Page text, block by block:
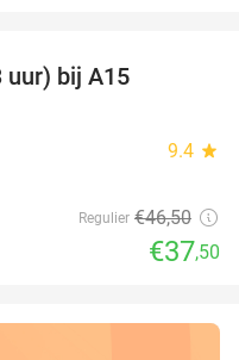
uur) bij A15
9.4 star
Regulier €46,50
€37,50